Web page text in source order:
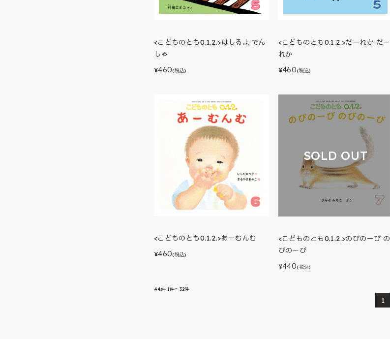
<こどものとも0.1.2.>はしるよ でん
しゃ
¥460(税込)
<こどものとも0.1.2.>だーれか だー
れか
¥460(税込)
<こどものとも0.1.2.>あーむんむ
¥460(税込)
SOLD OUT
<こどものとも0.1.2.>のびのーび の
びのーび
¥440(税込)
44件 1件～32件
1